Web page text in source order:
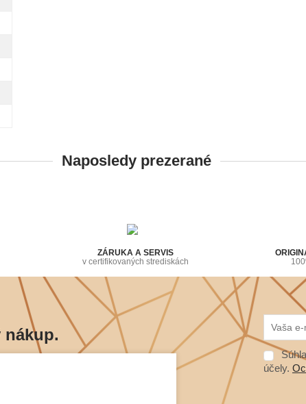
Naposledy prezerané
ZÁRUKA A SERVIS
v certifikovaných strediskách
nákup.
účely.